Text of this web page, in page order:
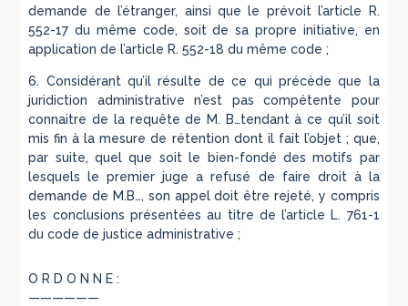
demande de l’étranger, ainsi que le prévoit l’article R.
552-17 du même code, soit de sa propre initiative, en
application de l’article R. 552-18 du même code ;
6. Considérant qu’il résulte de ce qui précède que la
juridiction administrative n’est pas compétente pour
connaitre de la requête de M. B…tendant à ce qu’il soit
mis fin à la mesure de rétention dont il fait l’objet ; que,
par suite, quel que soit le bien-fondé des motifs par
lesquels le premier juge a refusé de faire droit à la
demande de M.B…, son appel doit être rejeté, y compris
les conclusions présentées au titre de l’article L. 761-1
du code de justice administrative ;
O R D O N N E :
——————